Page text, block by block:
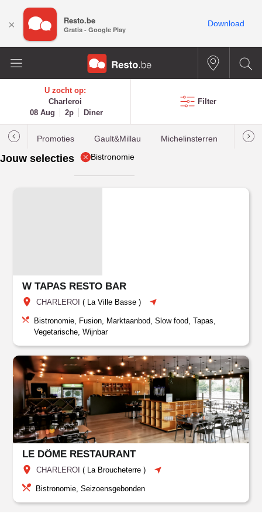
U zocht op:
Charleroi
08 Aug
2p Diner
Filter
Promoties Gault&Millau Michelinsterren
Jouw selecties Bistronomie
W TAPAS RESTO BAR
CHARLEROI ( La Ville Basse )
Bistronomie, Fusion, Marktaanbod, Slow food, Tapas,
Vegetarische, Wijnbar
LE DÔME RESTAURANT
CHARLEROI ( La Broucheterre )
Bistronomie, Seizoensgebonden
× Resto.be
Gratis - Google Play
Download